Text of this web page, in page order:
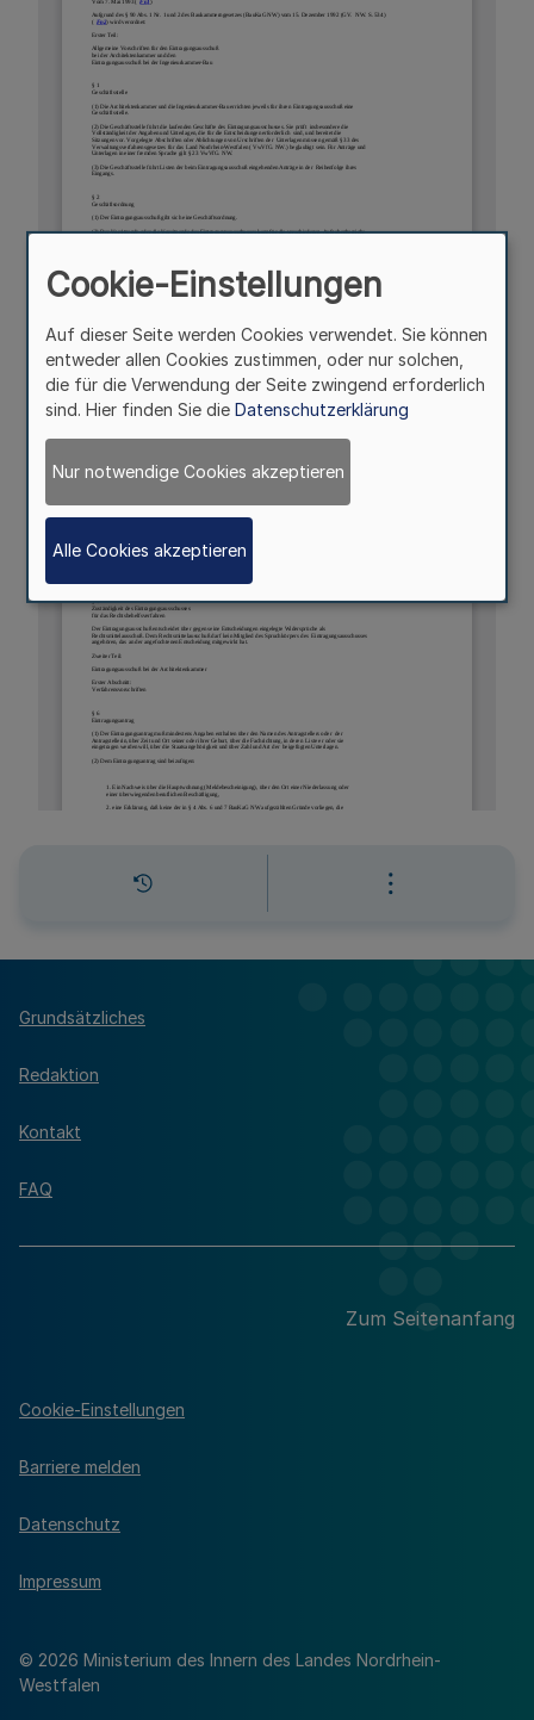
Grundsätzliches
Redaktion
Kontakt
FAQ
Zum Seitenanfang
© 2026 Ministerium des Innern des Landes Nordrhein-
Westfalen
Cookie-Einstellungen
Barriere melden
Datenschutz
Impressum
Cookie-Einstellungen
Auf dieser Seite werden Cookies verwendet. Sie können
entweder allen Cookies zustimmen, oder nur solchen,
die für die Verwendung der Seite zwingend erforderlich
sind. Hier finden Sie die Datenschutzerklärung
Nur notwendige Cookies akzeptieren
Alle Cookies akzeptieren